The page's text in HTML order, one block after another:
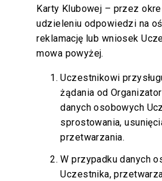
Karty Klubowej – przez
udzieleniu odpowiedzi na
reklamację lub wniosek
mowa powyżej.
Uczestnikowi
żądania od
danych osobowych
sprostowania,
przetwarzania.
W przypadku danych
Uczestnika,